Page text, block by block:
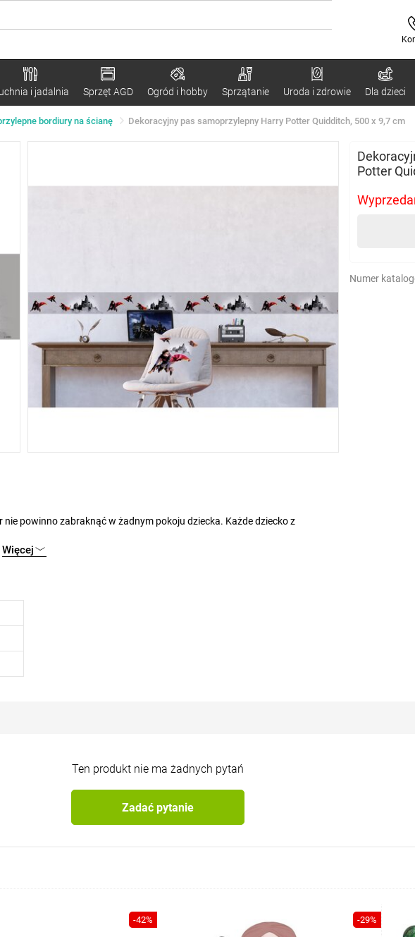
i jadalnia Sprzęt AGD Ogród i hobby Sprzątanie Uroda i zdrowie Dla dzieci
bordiury na ścianę Dekoracyjny pas samoprzylepny Harry Potter Quidditch, 500 x 9,7 cm
Potter
Numer
z innymi tapetami i dekoracjami.
Więcej
Ten produkt nie ma żadnych pytań
Zadać pytanie
-42% -29%